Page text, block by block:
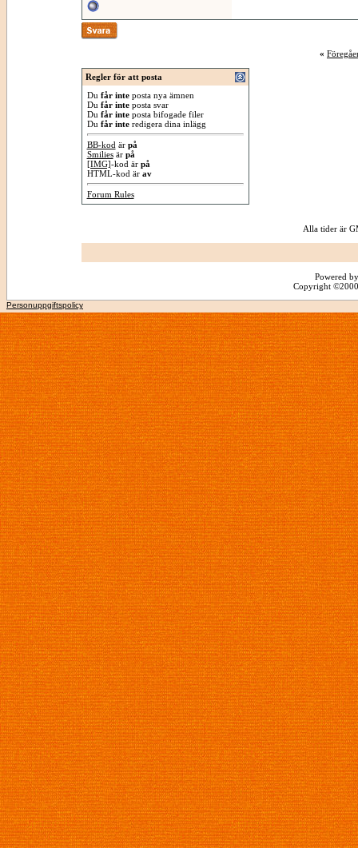
«
Regler för att posta
Du får inteposta nya ämnen
Du får inteposta svar
Du får inteposta bifogade filer
Du får interedigera dina inlägg
BB-kod är på
Smiliesär på
[IMG]-kod är på
HTML-kod är av
Forum Rules
Alla tider är
Powered
Copyright
Personuppgiftspolicy